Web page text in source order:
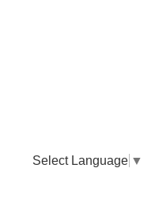
Select Language ▼